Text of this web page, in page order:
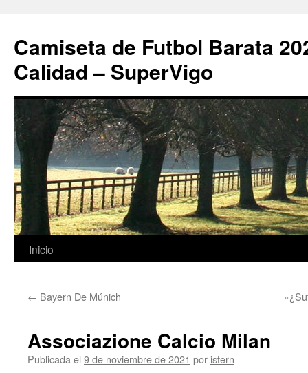
Camiseta de Futbol Barata
Calidad – SuperVigo
Saltar
contenido
Inicio
← Bayern De Múnich
Associazione Calcio Milan
Publicada el 9 de noviembre de 2021 por istern